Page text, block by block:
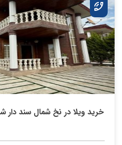
خرید ویلا در نخ شمال سند